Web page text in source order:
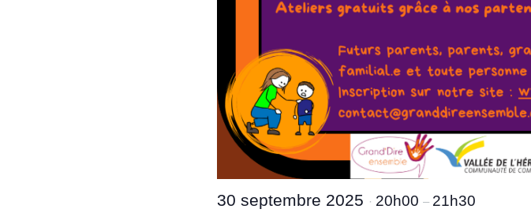
30 septembre 2025 · 20h00 – 21h30